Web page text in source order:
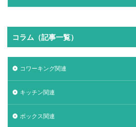
コラム（記事一覧）
コワーキング関連
キッチン関連
ボックス関連